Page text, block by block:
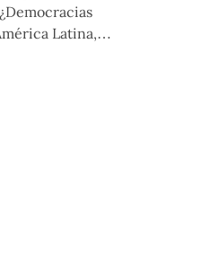
Latina,
evento